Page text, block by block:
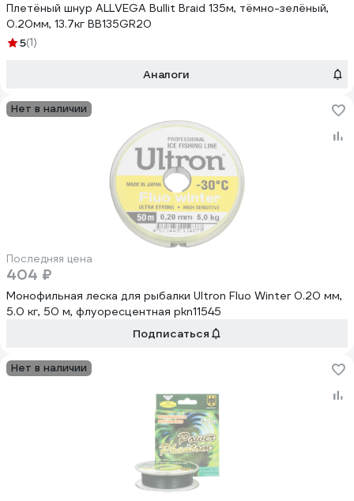
Плетёный шнур ALLVEGA Bullit Braid 135м, тёмно-зелёный,
0.20мм, 13.7кг BB135GR20
5(1)
Аналоги
Нет в наличии
Последняя цена
404 ₽
Монофильная леска для рыбалки Ultron Fluo Winter 0.20 мм,
5.0 кг, 50 м, флуоресцентная pkn11545
Подписаться
Нет в наличии